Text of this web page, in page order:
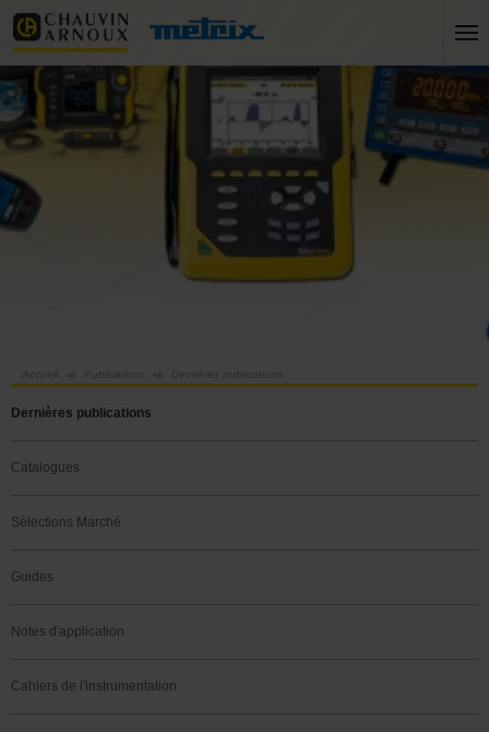
Publications Dernières publications
Dernières publications
Catalogues
Sélections Marché
Guides
Notes d'application
Cahiers de l'instrumentation